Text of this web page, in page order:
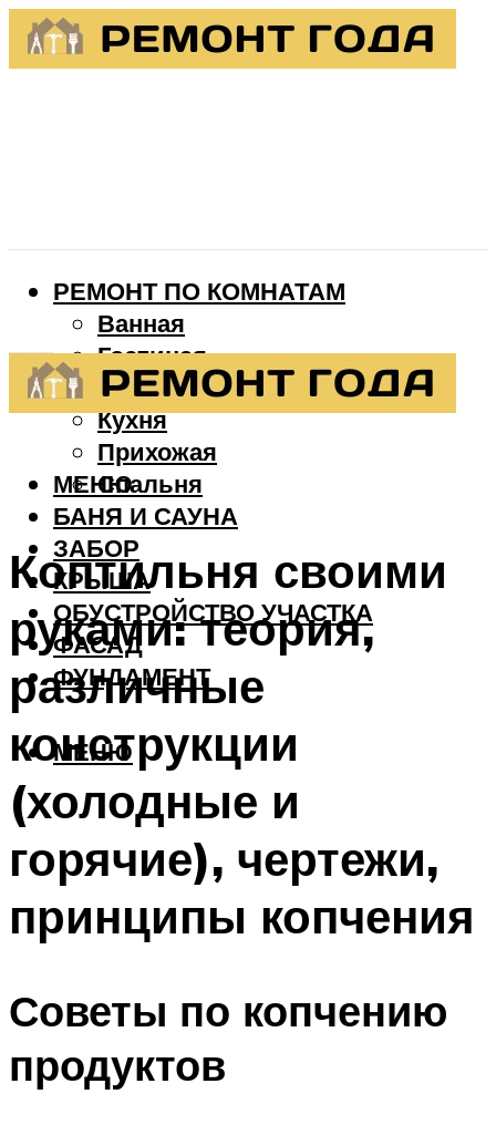
РЕМОНТ ПО КОМНАТАМ
Ванная
Гостиная
Детская
Кухня
Прихожая
Спальня
БАНЯ И САУНА
ЗАБОР
КРЫША
ОБУСТРОЙСТВО УЧАСТКА
ФАСАД
ФУНДАМЕНТ
МЕНЮ
МЕНЮ
Коптильня своими
руками: теория,
различные
конструкции
(холодные и
горячие), чертежи,
принципы копчения
Советы по копчению
продуктов